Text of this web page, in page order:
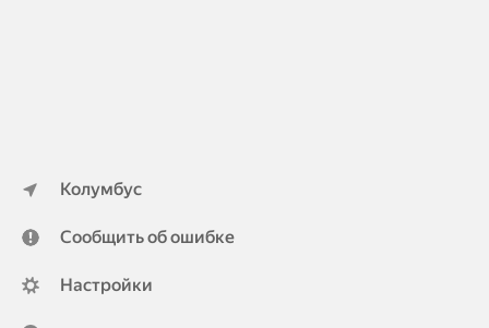
Колумбус
Сообщить об ошибке
Настройки